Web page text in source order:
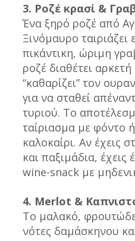
3. Ροζέ κρασί &
Ένα ξηρό ροζέ από
Ξινόμαυρο ταιριάζει
πικάντικη, ώριμη
ροζέ διαθέτει
“καθαρίζει” τον
για να σταθεί
τυριού. Το
ταίριασμα με φόντο
καλοκαίρι. Αν έχεις
και παξιμάδια, έχεις
wine-snack με
4. Merlot &
Το μαλακό,
νότες δαμάσκηνου